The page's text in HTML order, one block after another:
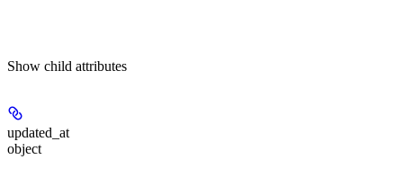
Show child attributes
updated_at
object